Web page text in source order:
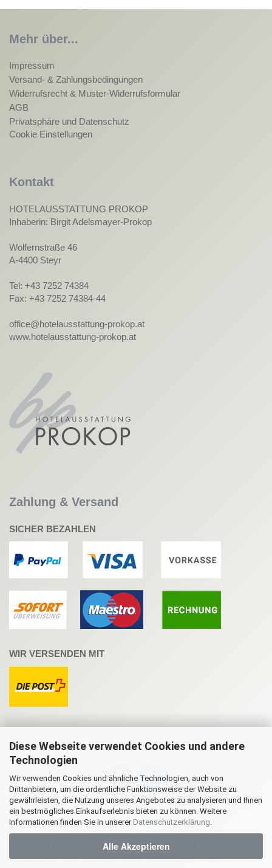
Diese Webseite verwendet Cookies und andere
Technologien
Wir verwenden Cookies und ähnliche Technologien, auch von
Drittanbietern, um die ordentliche Funktionsweise der Website zu
gewährleisten, die Nutzung unseres Angebotes zu analysieren und Ihnen
ein bestmögliches Einkaufserlebnis bieten zu können. Weitere
Informationen finden Sie in unsererDatenschutzerklärung.
Alle Akzeptieren
Mehr über...
Impressum
Versand- & Zahlungsbedingungen
Widerrufsrecht & Muster-Widerrufsformular
AGB
Privatsphäre und Datenschutz
Cookie Einstellungen
Kontakt
HOTELAUSSTATTUNG PROKOP
Inhaberin: Birgit Adelsmayer-Prokop
Wolfernstraße 46
A-4400 Steyr
Tel: +43 7252 74384
Fax: +43 7252 74384-44
office@hotelausstattung-prokop.at
www.hotelausstattung-prokop.at
Zahlung & Versand
SICHER BEZAHLEN
WIR VERSENDEN MIT
Onlineshop Softwareby Gambio.de © 2021 | Template von
JungCreative.
Alle Preise inkl. MwSt. & zzgl. Versandkosten
Alle Markennamen, Warenzeichen sowie sämtliche
Produktbilder sind Eigentum Ihrer rechtmäßigen Eigentümer und